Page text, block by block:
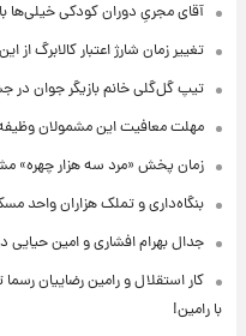
آقای مجریِ دوران کودکی خیلی‌ها
تغییر زمان شارژ اعتبار کالابرگ از
تیپ گل‌گلی خانم بازیگر جوان
مهلت معافیت این مشمولان
زمان پخش «مرد سه هزار
بنگاه‌داری و تملک هزاران واحد
جدال بهرام افشاری و امین حیایی در صدر
کار استقلال و رامین رضاییان
با رامین!